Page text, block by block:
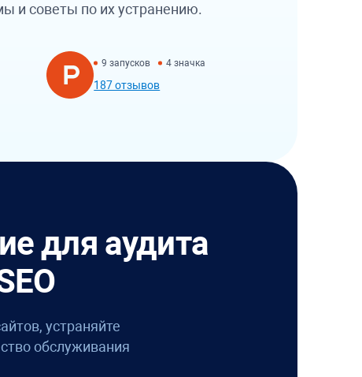
и советы по их устранению.
9 запусков 4 значка
187 отзывов
для аудита
устраняйте
обслуживания